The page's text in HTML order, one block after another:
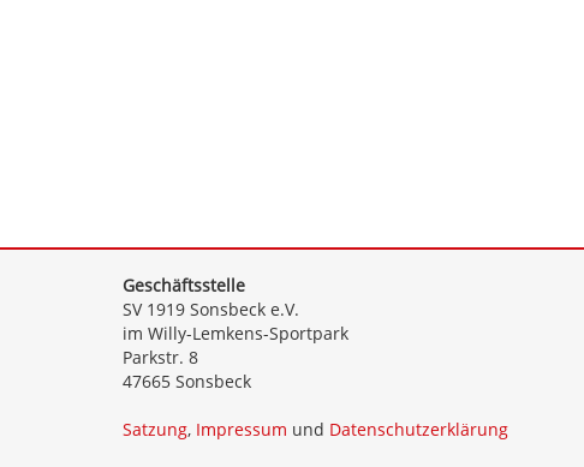
Geschäftsstelle
SV 1919 Sonsbeck e.V.
im Willy-Lemkens-Sportpark
Parkstr. 8
47665 Sonsbeck
Satzung, Impressum und Datenschutzerklärung